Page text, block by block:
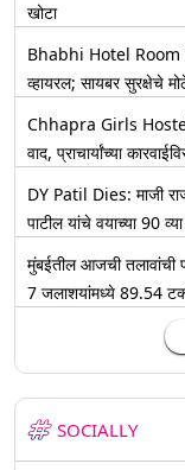
खोटा
Bhabhi Hotel Room
व्हायरल; सायबर सुरक्षेचे
Chhapra Girls Hostel
वाद, प्राचार्यांच्या
DY Patil Dies: माजी
पाटील यांचे वयाच्या 90 व्या
मुंबईतील आजची तलावांची
7 जलाशयांमध्ये 89.54
SOCIALLY